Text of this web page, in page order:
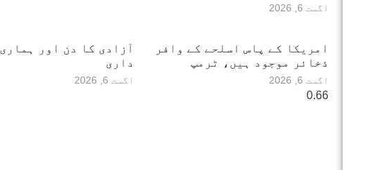
اگست 6, 2026
امریکا کے پاس اسلحے کے وافر
ذخائر موجود ہیں، ٹرمپ
اگست 6, 2026
آزادی کا دن اور ہماری
داری
اگست 6, 2026